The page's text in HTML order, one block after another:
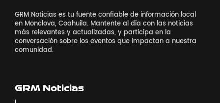
GRM Noticias es tu fuente confiable de información local
en Monclova, Coahuila. Mantente al día con las noticias
más relevantes y actualizadas, y participa en la
conversación sobre los eventos que impactan a nuestra
comunidad.
GRM Noticias